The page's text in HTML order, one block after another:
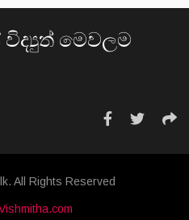
විද්‍යුත් මෙවලම
All Rights Reserved